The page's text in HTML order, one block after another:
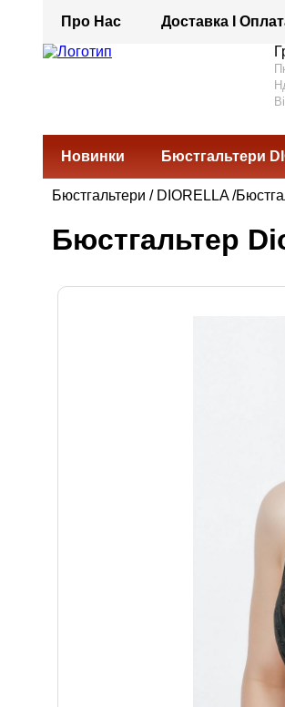
Про Нас Доставка І
Новинки Бюстгальтери
Бюстгальтери / DIORELLA/
Бюстгальтер